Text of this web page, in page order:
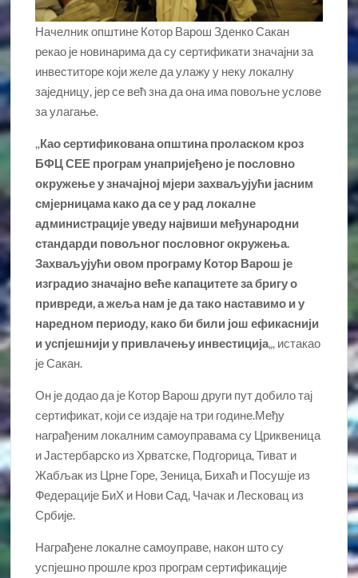
Начелник општине Котор Варош Зденко Сакан
рекао је новинарима да су сертификати значајни за
инвеститоре који желе да улажу у неку локалну
заједницу, јер се већ зна да она има повољне услове
за улагање.
,,Као сертификована општина проласком кроз
БФЦ СЕЕ програм унапријеђено је пословно
окружење у значајној мјери захваљујући јасним
смјерницама како да се у рад локалне
администрације уведу највиши међународни
стандарди повољног пословног окружења.
Захваљујући овом програму Котор Варош је
изградио значајно веће капацитете за бригу о
привреди, а жеља нам је да тако наставимо и у
наредном периоду, како би били још ефикаснији
и успјешнији у привлачењу инвестиција„, истакао
је Сакан.
Он је додао да је Котор Варош други пут добило тај
сертификат, који се издаје на три године.Међу
награђеним локалним самоуправама су Цриквеница
и Јастербарско из Хрватске, Подгорица, Тиват и
Жабљак из Црне Горе, Зеница, Бихаћ и Посушје из
Федерације БиХ и Нови Сад, Чачак и Лесковац из
Србије.
Награђене локалне самоуправе, након што су
успјешно прошле кроз програм сертификације